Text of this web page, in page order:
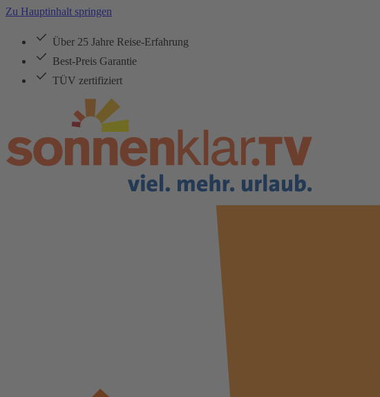
Zu Hauptinhalt springen
Über 25 Jahre Reise-Erfahrung
Best-Preis Garantie
TÜV zertifiziert